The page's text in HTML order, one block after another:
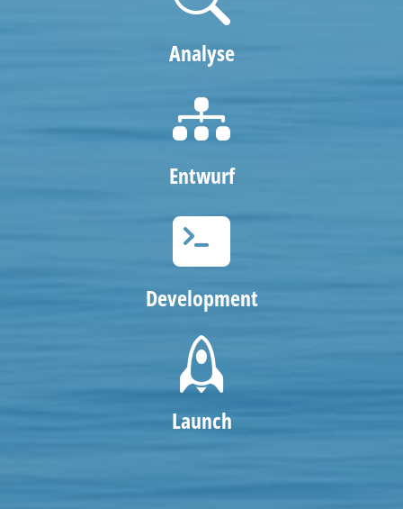
Analyse
Entwurf
Development
Launch